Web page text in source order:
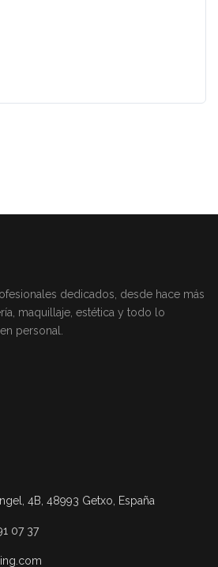
dedicados, desde hace más
maquillaje, estética y todo lo
personal.
4B, 48993 Getxo, España
07 37